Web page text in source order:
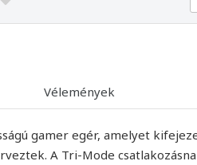
Vélemények
gamer egér, amelyet
A Tri-Mode